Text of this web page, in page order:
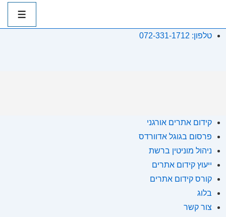
טלפון: 072-331-1712
קידום אתרים אורגני
פרסום בגוגל אדוורדס
ניהול מוניטין ברשת
ייעוץ קידום אתרים
קורס קידום אתרים
בלוג
צור קשר